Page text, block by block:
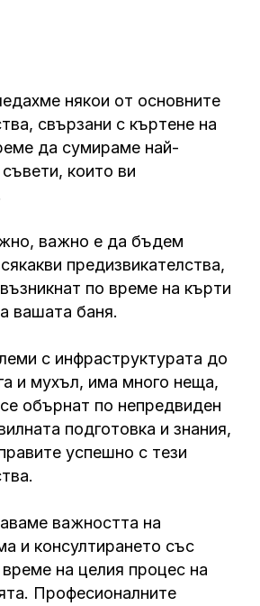
някои от основните
свързани с къртене на
да сумираме най-
които ви
важно е да бъдем
предизвикателства,
по време на кърти
вашата баня.
с инфраструктурата до
и мухъл, има много неща,
обърнат по непредвиден
подготовка и знания,
успешно с тези
важността на
и консултирането със
на целия процес на
Професионалните